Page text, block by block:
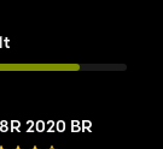
2020 BR